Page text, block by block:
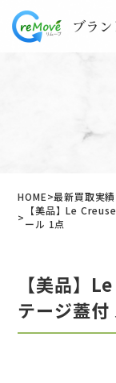
HOME
最新買取実績
【美品】Le
ール 1点
【美品】
テージ蓋付